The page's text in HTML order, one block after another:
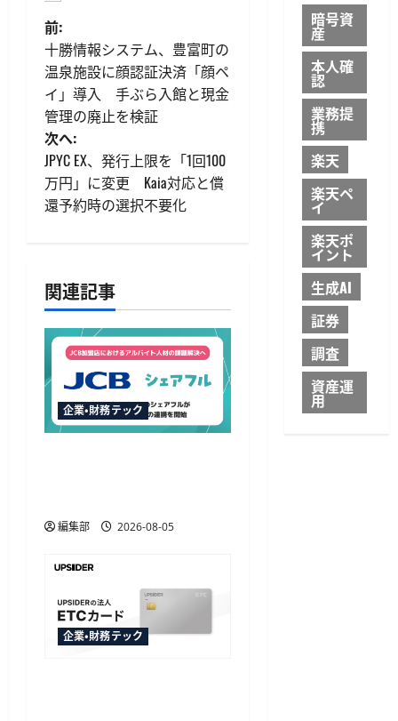
投
稿
ナ
ビ
ゲ
ー
ョ
ン
前:
十勝情報システム、豊富町の
温泉施設に顔認証決済「顔ペ
イ」導入 手ぶら入館と現金
管理の廃止を検証
次へ:
JPYC EX、発行上限を「1回100
万円」に変更 Kaia対応と償
還予約時の選択不要化
関連記事
企業・財務テック
編集部 2026-08-05
企業・財務テック
暗号資
産
本人確
認
業務提
携
楽天
楽天ペ
イ
楽天ポ
イント
生成AI
証券
調査
資産運
用